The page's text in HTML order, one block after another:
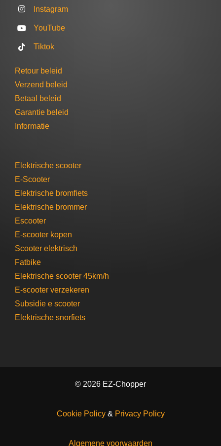
Instagram
YouTube
Tiktok
Retour beleid
Verzend beleid
Betaal beleid
Garantie beleid​
Informatie
Elektrische scooter
E-Scooter
Elektrische bromfiets
Elektrische brommer​
Escooter​
E-scooter​ kopen
Scooter elektrisch​
Fatbike
Elektrische scooter 45km/h
E-scooter verzekeren
Subsidie e scooter
Elektrische snorfiets
© 2026 EZ-Chopper
Cookie Policy & Privacy Policy
Algemene voorwaarden